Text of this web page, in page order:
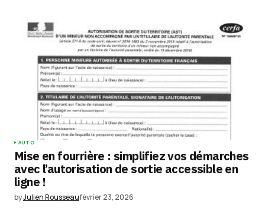
champs obligatoires sont indiqués avec
Comment*
Your Name*
Your E-mail *
Enregistrer mon nom, mon e-mail et mon
site dans le navigateur pour mon prochain
AUTO
Mise en fourrière : simplifiez vos démarches
avec l’autorisation de sortie accessible en
ligne !
byJulien Rousseaufévrier 23, 2026